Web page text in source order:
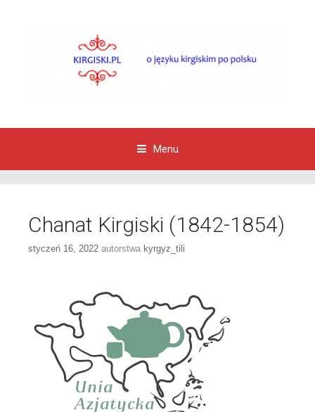
Menu
Chanat Kirgiski (1842-1854)
styczeń 16, 2022 autorstwa kyrgyz_tili